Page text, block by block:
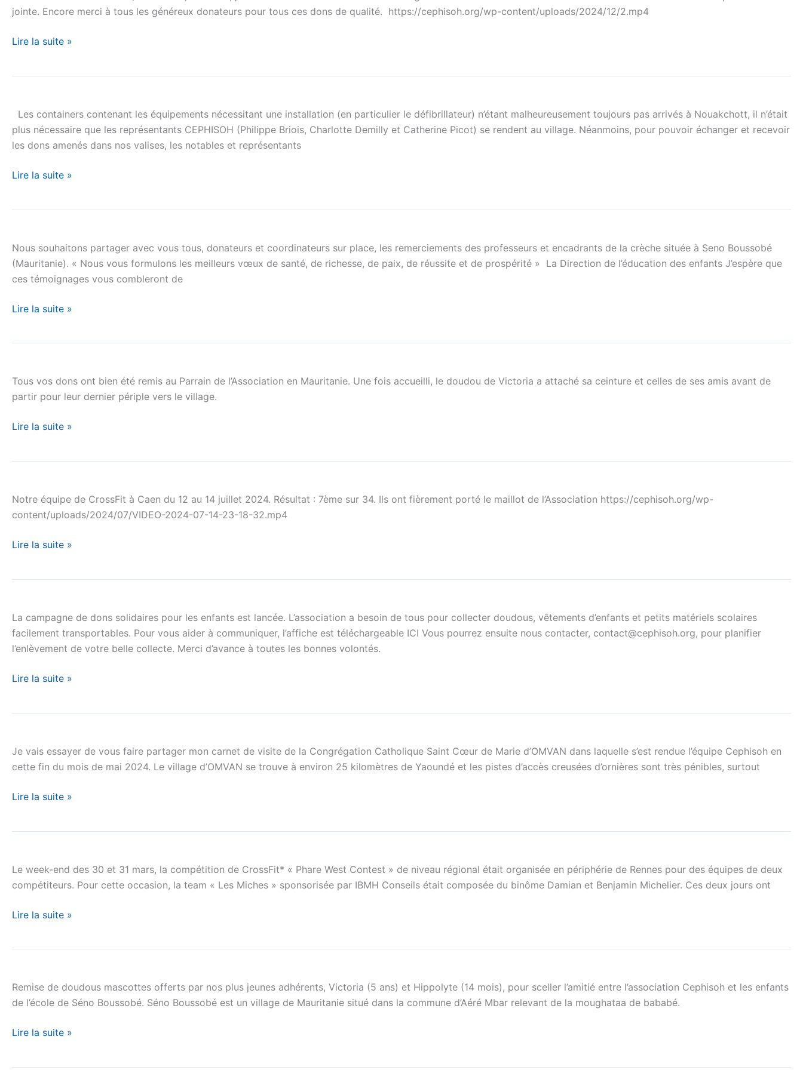
jointe. Encore merci à tous les généreux donateurs pour tous ces dons de qualité. https://cephisoh.org/wp-content/uploads/2024/12/2.mp4
Lire la suite »
Les containers contenant les équipements nécessitant une installation (en particulier le défibrillateur) n’étant malheureusement toujours pas arrivés à Nouakchott, il n’était
plus nécessaire que les représentants CEPHISOH (Philippe Briois, Charlotte Demilly et Catherine Picot) se rendent au village. Néanmoins, pour pouvoir échanger et recevoir
les dons amenés dans nos valises, les notables et représentants
les
représentants
du
de
BOUSSOBE
Lire la suite »
Nous souhaitons partager avec vous tous, donateurs et coordinateurs sur place, les remerciements des professeurs et encadrants de la crèche située à Seno Boussobé
(Mauritanie). « Nous vous formulons les meilleurs vœux de santé, de richesse, de paix, de réussite et de prospérité » La Direction de l’éducation des enfants J’espère que
ces témoignages vous combleront de
dons
pour
le
de
Boussobé
Lire la suite »
Tous vos dons ont bien été remis au Parrain de l’Association en Mauritanie. Une fois accueilli, le doudou de Victoria a attaché sa ceinture et celles de ses amis avant de
partir pour leur dernier périple vers le village.
pour
le
de
Boussobé
Lire la suite »
Notre équipe de CrossFit à Caen du 12 au 14 juillet 2024. Résultat : 7ème sur 34. Ils ont fièrement porté le maillot de l’Association https://cephisoh.org/wp-
content/uploads/2024/07/VIDEO-2024-07-14-23-18-32.mp4
de
Cross-
mouille
maillots
Lire la suite »
La campagne de dons solidaires pour les enfants est lancée. L’association a besoin de tous pour collecter doudous, vêtements d’enfants et petits matériels scolaires
facilement transportables. Pour vous aider à communiquer, l’affiche est téléchargeable ICI Vous pourrez ensuite nous contacter, contact@cephisoh.org, pour planifier
l’enlèvement de votre belle collecte. Merci d’avance à toutes les bonnes volontés.
dons
de
doudous
Lire la suite »
Je vais essayer de vous faire partager mon carnet de visite de la Congrégation Catholique Saint Cœur de Marie d’OMVAN dans laquelle s’est rendue l’équipe Cephisoh en
cette fin du mois de mai 2024. Le village d’OMVAN se trouve à environ 25 kilomètres de Yaoundé et les pistes d’accès creusées d’ornières sont très pénibles, surtout
mission
du
Lire la suite »
Le week-end des 30 et 31 mars, la compétition de CrossFit* « Phare West Contest » de niveau régional était organisée en périphérie de Rennes pour des équipes de deux
compétiteurs. Pour cette occasion, la team « Les Miches » sponsorisée par IBMH Conseils était composée du binôme Damian et Benjamin Michelier. Ces deux jours ont
victoire
de
de
IBMH
Lire la suite »
Remise de doudous mascottes offerts par nos plus jeunes adhérents, Victoria (5 ans) et Hippolyte (14 mois), pour sceller l’amitié entre l’association Cephisoh et les enfants
de l’école de Séno Boussobé. Séno Boussobé est un village de Mauritanie situé dans la commune d’Aéré Mbar relevant de la moughataa de bababé.
Rencontre
des
de
Boussobé
Lire la suite »